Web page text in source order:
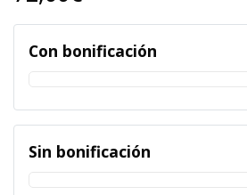
Con bonificación
Sin bonificación